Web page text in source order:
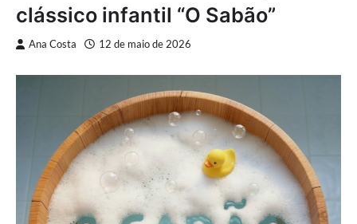
clássico infantil “O Sabão”
Ana Costa 12 de maio de 2026